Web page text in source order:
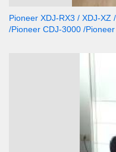
Pioneer XDJ-RX3 / XDJ-XZ
/Pioneer CDJ-3000 /